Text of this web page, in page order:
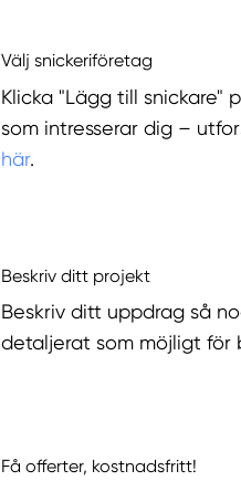
Välj snickeriföretag
Klicka "Lägg till snickare"
som intresserar dig –
här.
Beskriv ditt projekt
Beskriv ditt uppdrag så
detaljerat som möjligt för
Få offerter, kostnadsfritt!